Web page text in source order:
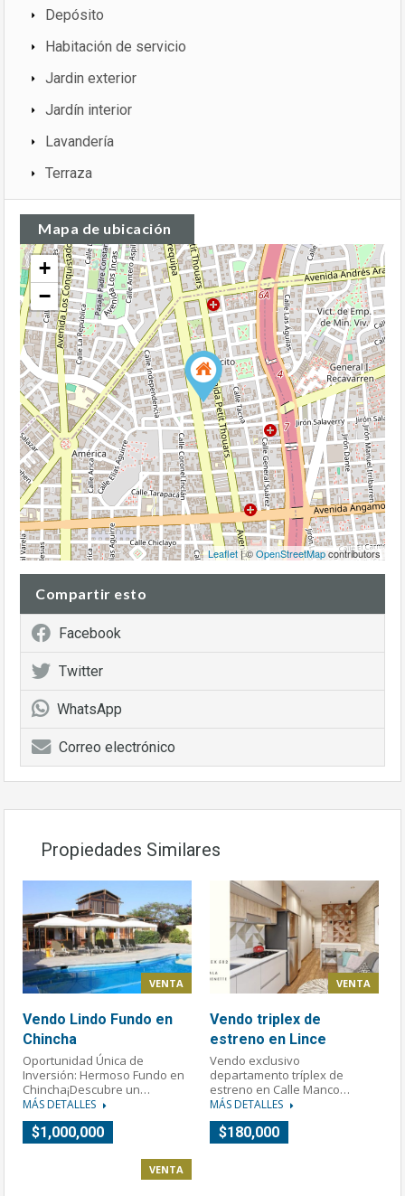
Depósito
Habitación de servicio
Jardin exterior
Jardín interior
Lavandería
Terraza
Mapa de ubicación
+
−
Leaflet| ©OpenStreetMapcontributors
Compartir esto
Facebook
Twitter
WhatsApp
Correo electrónico
Propiedades Similares
VENTA
Vendo Lindo Fundo en
Chincha
Oportunidad Única de
Inversión: Hermoso Fundo en
Chincha¡Descubre un…
MÁS DETALLES
$1,000,000
VENTA
Vendo triplex de
estreno en Lince
Vendo exclusivo
departamento tríplex de
estreno en Calle Manco…
MÁS DETALLES
$180,000
VENTA